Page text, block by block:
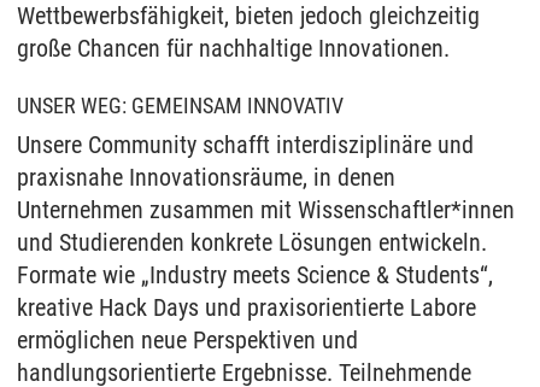
Wettbewerbsfähigkeit, bieten jedoch gleichzeitig
große Chancen für nachhaltige Innovationen.
UNSER WEG: GEMEINSAM INNOVATIV
Unsere Community schafft interdisziplinäre und
praxisnahe Innovationsräume, in denen
Unternehmen zusammen mit Wissenschaftler*innen
und Studierenden konkrete Lösungen entwickeln.
Formate wie „Industry meets Science & Students“,
kreative Hack Days und praxisorientierte Labore
ermöglichen neue Perspektiven und
handlungsorientierte Ergebnisse. Teilnehmende